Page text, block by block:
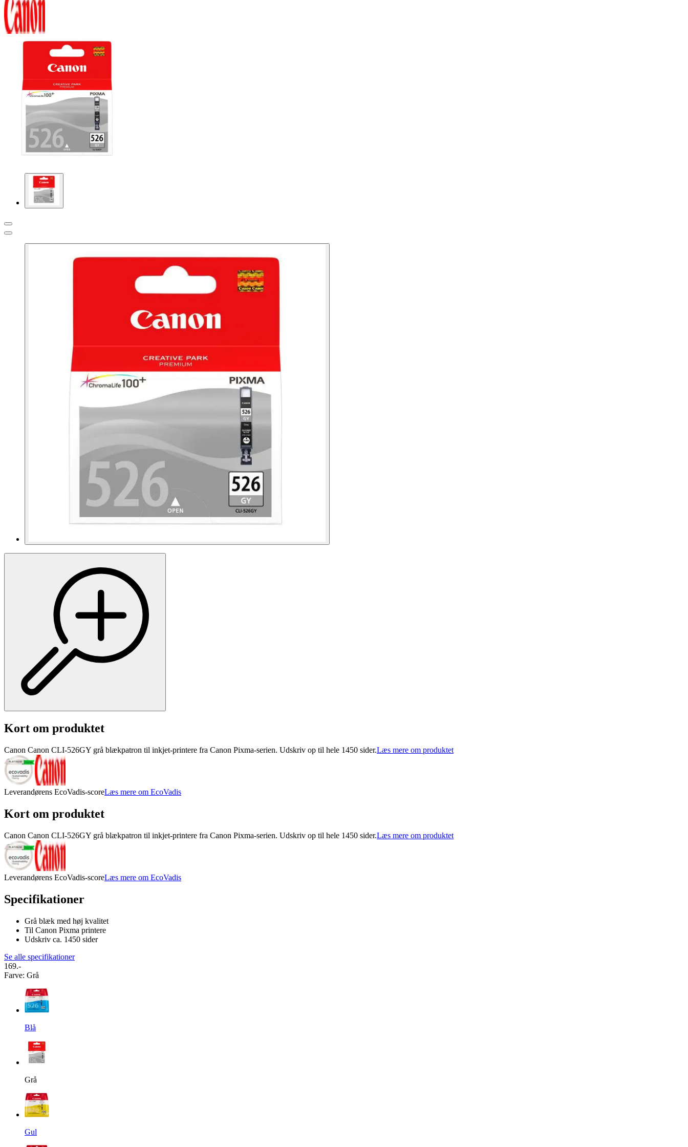
Kort om produktet
Canon Canon CLI-526GY grå blækpatron til inkjet-printere fra Canon Pixma-serien. Udskriv op til hele 1450 sider.Læs mere om produktet
Leverandørens EcoVadis-scoreLæs mere om EcoVadis
Kort om produktet
Canon Canon CLI-526GY grå blækpatron til inkjet-printere fra Canon Pixma-serien. Udskriv op til hele 1450 sider.Læs mere om produktet
Leverandørens EcoVadis-scoreLæs mere om EcoVadis
Specifikationer
Grå blæk med høj kvalitet
Til Canon Pixma printere
Udskriv ca. 1450 sider
Se alle specifikationer
169.-
Farve: Grå
Blå
Grå
Gul